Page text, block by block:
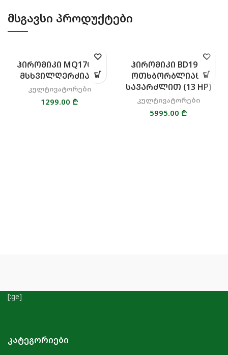
ᲛᲡᲒᲐᲕᲡᲘ ᲞᲠᲝᲓᲣᲥᲢᲔᲑᲘ
ᲰᲘᲠᲝᲛᲘᲙᲘ MQ170GS
ᲛᲡᲮᲕᲘᲚᲦᲔᲠᲫᲘᲐᲜᲘ
კულტივატორები
1299.00 ₾
ᲰᲘᲠᲝᲛᲘᲙᲘ BD195E
ᲝᲗᲮᲑᲝᲠᲑᲚᲘᲐᲜᲘ
ᲡᲐᲕᲐᲠᲫᲚᲘᲗ (13 HP)
კულტივატორები
5995.00 ₾
[:ge]
ᲙᲐᲢᲔᲒᲝᲠᲘᲔᲑᲘ